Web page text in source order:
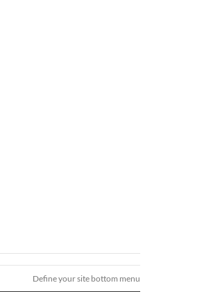
Define your site bottom menu